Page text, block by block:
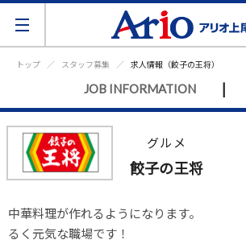
トップ スタッフ募集 求人情報（餃子の王将）
JOB INFORMATION |
グルメ
餃子の王将
中華料理が作れるようになります。　　　
るく元気な職場です！